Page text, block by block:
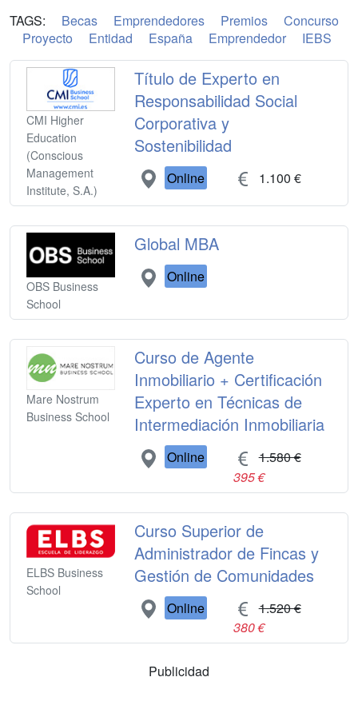
TAGS: Becas Emprendedores Premios
Concurso
Proyecto
Entidad España Emprendedor IEBS
CMI Higher
Education
(Conscious
Management
Institute, S.A.)
Título de Experto en
Responsabilidad Social
Corporativa y
Sostenibilidad
Online 1.100 €
OBS Business
School
Global MBA
Online
Mare Nostrum
Business School
Curso de Agente
Inmobiliario + Certificación
Experto en Técnicas de
Intermediación Inmobiliaria
Online
1.580 €
395 €
ELBS Business
School
Curso Superior de
Administrador de Fincas y
Gestión de Comunidades
Online
1.520 €
380 €
Publicidad